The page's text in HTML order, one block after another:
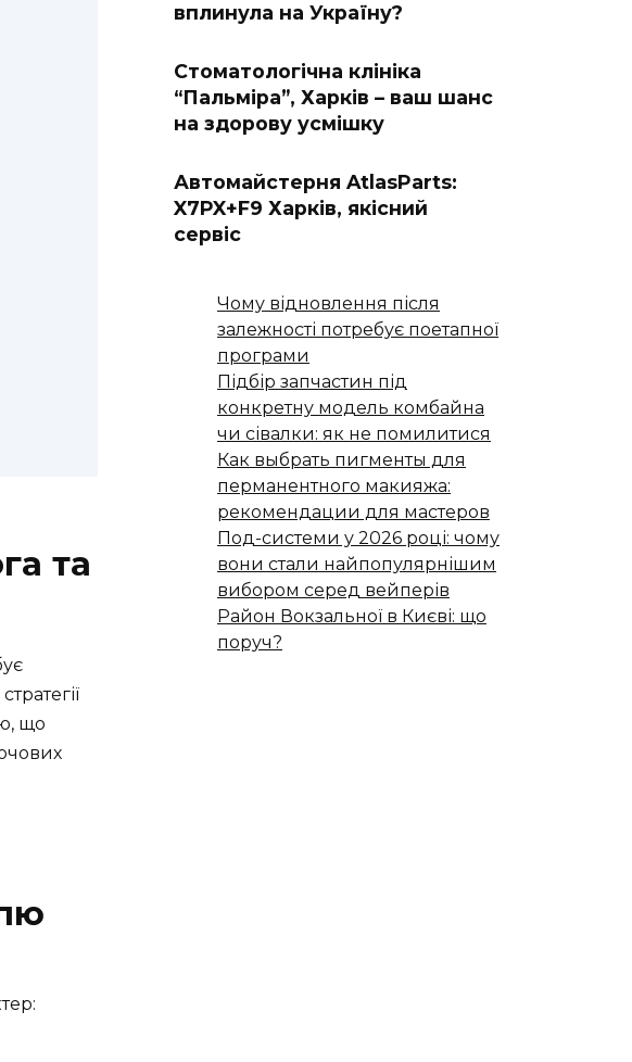
та
що
вплинула на Україну?
Стоматологічна клініка
“Пальміра”, Харків – ваш шанс
на здорову усмішку
Автомайстерня AtlasParts:
X7PX+F9 Харків, якісний
сервіс
Чому відновлення після
залежності потребує поетапної
програми
Підбір запчастин під
конкретну модель комбайна
чи сівалки: як не помилитися
Как выбрать пигменты для
перманентного макияжа:
рекомендации для мастеров
Под-системи у 2026 році: чому
вони стали найпопулярнішим
вибором серед вейперів
Район Вокзальної в Києві: що
поруч?